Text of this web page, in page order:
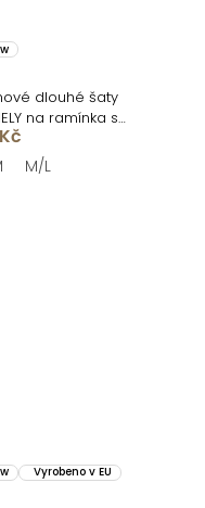
dlouhé šaty
na ramínka s
puntíky
M/L
Vyrobeno v EU